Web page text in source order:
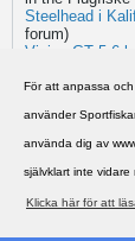
För att anpassa
använder
använda dig av
självklart inte vidare
Klicka här för att
Steelhead i
forum)
Vision GT 5-6